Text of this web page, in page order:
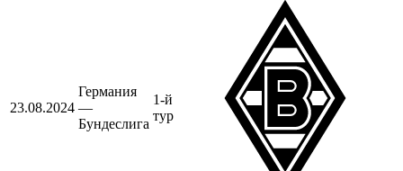
23.08.2024
Германия
—
Бундеслига
1-й
тур